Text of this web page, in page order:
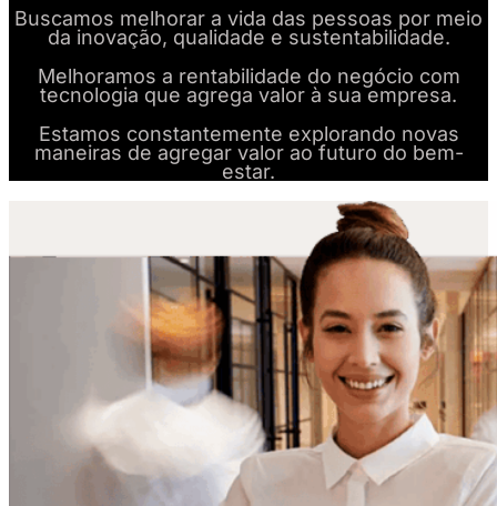
Buscamos melhorar a vida das pessoas por meio
da inovação, qualidade e sustentabilidade.
Melhoramos a rentabilidade do negócio com
tecnologia que agrega valor à sua empresa.
Estamos constantemente explorando novas
maneiras de agregar valor ao futuro do bem-
estar.